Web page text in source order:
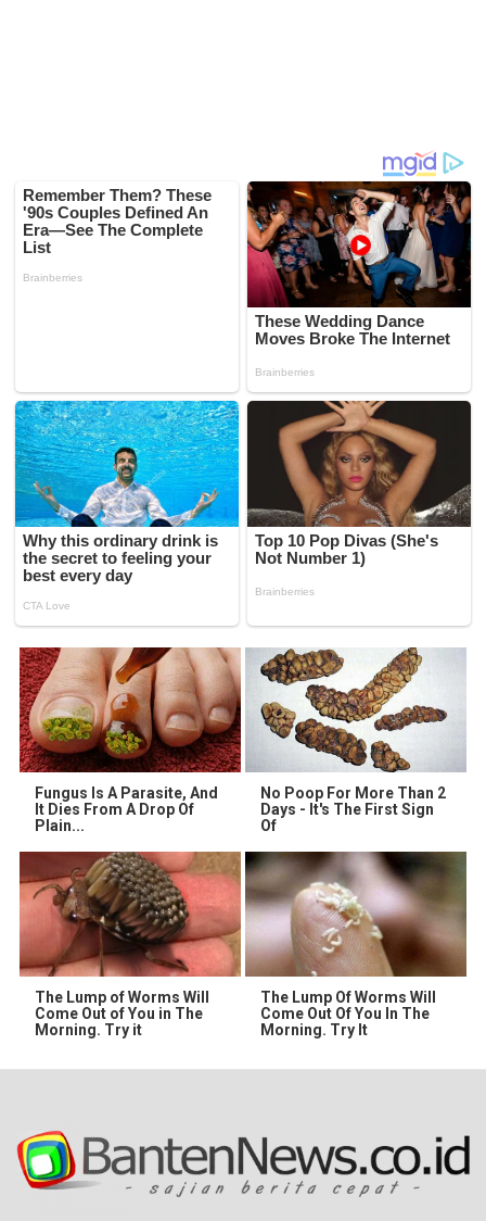
Fungus Is A Parasite, And
It Dies From A Drop Of
Plain...
No Poop For More Than 2
Days - It's The First Sign
Of
The Lump of Worms Will
Come Out of You in The
Morning. Try it
The Lump Of Worms Will
Come Out Of You In The
Morning. Try It